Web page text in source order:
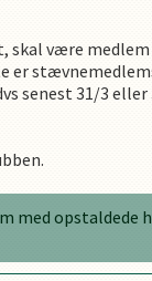
skal være
er
senest 31/3
opstaldede